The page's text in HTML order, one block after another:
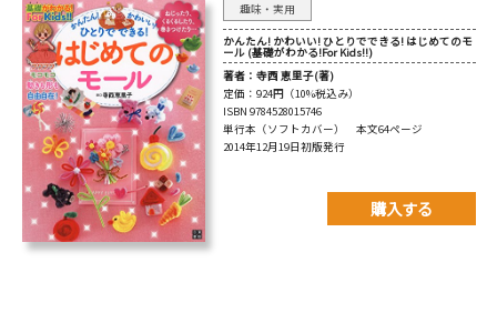
趣味・実用
かんたん! かわいい! ひとりでできる! はじめてのモ
ール (基礎がわかる!For Kids!!)
著者： 寺西 恵里子(著)
定価： 924円（10%税込み）
ISBN 9784528015746
単行本（ソフトカバー） 本文64ページ
2014年12月19日初版発行
購入する